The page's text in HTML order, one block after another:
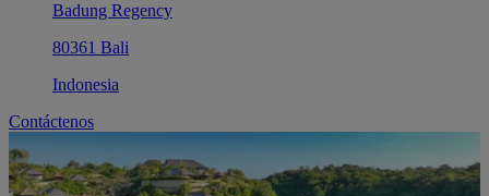
Badung Regency
80361 Bali
Indonesia
Contáctenos